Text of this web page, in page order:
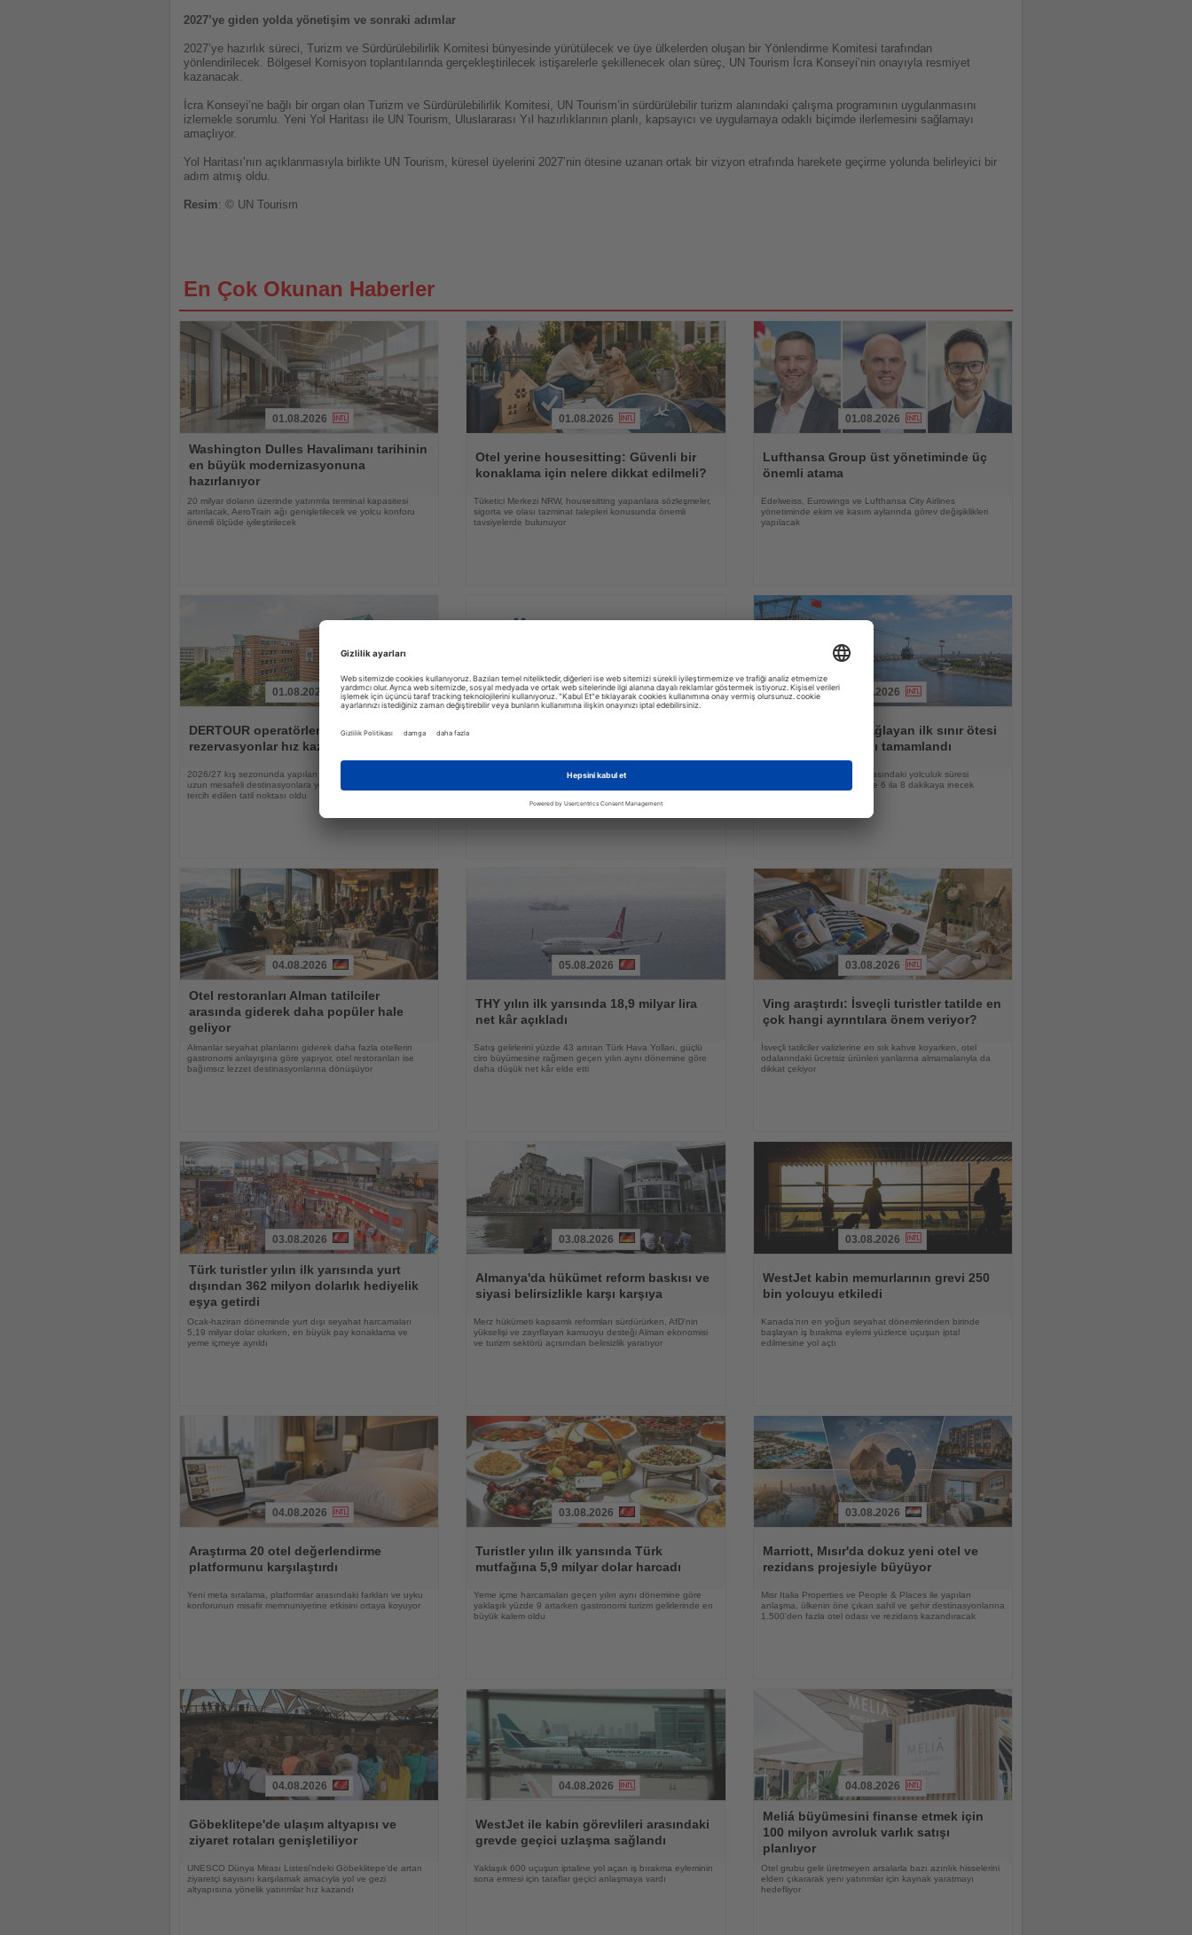
2027’ye giden yolda yönetişim ve sonraki adımlar
2027’ye hazırlık süreci, Turizm ve Sürdürülebilirlik Komitesi bünyesinde yürütülecek ve üye ülkelerden oluşan bir Yönlendirme Komitesi tarafından
yönlendirilecek. Bölgesel Komisyon toplantılarında gerçekleştirilecek istişarelerle şekillenecek olan süreç, UN Tourism İcra Konseyi’nin onayıyla resmiyet
kazanacak.
İcra Konseyi’ne bağlı bir organ olan Turizm ve Sürdürülebilirlik Komitesi, UN Tourism’in sürdürülebilir turizm alanındaki çalışma programının uygulanmasını
izlemekle sorumlu. Yeni Yol Haritası ile UN Tourism, Uluslararası Yıl hazırlıklarının planlı, kapsayıcı ve uygulamaya odaklı biçimde ilerlemesini sağlamayı
amaçlıyor.
Yol Haritası’nın açıklanmasıyla birlikte UN Tourism, küresel üyelerini 2027’nin ötesine uzanan ortak bir vizyon etrafında harekete geçirme yolunda belirleyici bir
adım atmış oldu.
Resim: © UN Tourism
En Çok Okunan Haberler
Oku
01.08.2026
Washington Dulles Havalimanı tarihinin
en büyük modernizasyonuna
hazırlanıyor
20 milyar doların üzerinde yatırımla terminal kapasitesi
artırılacak, AeroTrain ağı genişletilecek ve yolcu konforu
önemli ölçüde iyileştirilecek
Oku
01.08.2026
Otel yerine housesitting: Güvenli bir
konaklama için nelere dikkat edilmeli?
Tüketici Merkezi NRW, housesitting yapanlara sözleşmeler,
sigorta ve olası tazminat talepleri konusunda önemli
tavsiyelerde bulunuyor
Oku
01.08.2026
Lufthansa Group üst yönetiminde üç
önemli atama
Edelweiss, Eurowings ve Lufthansa City Airlines
yönetiminde ekim ve kasım aylarında görev değişiklikleri
yapılacak
Oku
01.08.2026
DERTOUR operatörlerinde
rezervasyonlar hız kazandı
2026/27 kış sezonunda yapılan rezervasyonların yarısı
uzun mesafeli destinasyonlara yönelirken Tayland en çok
tercih edilen tatil noktası oldu
Haberi
03.08.2026
Yeni platform, klasik tatil paketlerini aile ziyaretleriyle
03.08.2026
Çin ile Rusya'yı bağlayan ilk sınır ötesi
teleferikte ana yapı tamamlandı
Heihe ile Blagoveşçensk arasındaki yolculuk süresi
teleferiğin hizmete girmesiyle 6 ila 8 dakikaya inecek
Oku
04.08.2026
Otel restoranları Alman tatilciler
arasında giderek daha popüler hale
geliyor
Almanlar seyahat planlarını giderek daha fazla otellerin
gastronomi anlayışına göre yapıyor, otel restoranları ise
bağımsız lezzet destinasyonlarına dönüşüyor
Oku
05.08.2026
THY yılın ilk yarısında 18,9 milyar lira
net kâr açıkladı
Satış gelirlerini yüzde 43 artıran Türk Hava Yolları, güçlü
ciro büyümesine rağmen geçen yılın aynı dönemine göre
daha düşük net kâr elde etti
Oku
03.08.2026
Ving araştırdı: İsveçli turistler tatilde en
çok hangi ayrıntılara önem veriyor?
İsveçli tatilciler valizlerine en sık kahve koyarken, otel
odalarındaki ücretsiz ürünleri yanlarına almamalarıyla da
dikkat çekiyor
Oku
03.08.2026
Türk turistler yılın ilk yarısında yurt
dışından 362 milyon dolarlık hediyelik
eşya getirdi
Ocak-haziran döneminde yurt dışı seyahat harcamaları
5,19 milyar dolar olurken, en büyük pay konaklama ve
yeme içmeye ayrıldı
Oku
03.08.2026
Almanya'da hükümet reform baskısı ve
siyasi belirsizlikle karşı karşıya
Merz hükümeti kapsamlı reformları sürdürürken, AfD'nin
yükselişi ve zayıflayan kamuoyu desteği Alman ekonomisi
ve turizm sektörü açısından belirsizlik yaratıyor
Oku
03.08.2026
WestJet kabin memurlarının grevi 250
bin yolcuyu etkiledi
Kanada'nın en yoğun seyahat dönemlerinden birinde
başlayan iş bırakma eylemi yüzlerce uçuşun iptal
edilmesine yol açtı
Oku
04.08.2026
Araştırma 20 otel değerlendirme
platformunu karşılaştırdı
Yeni meta sıralama, platformlar arasındaki farkları ve uyku
konforunun misafir memnuniyetine etkisini ortaya koyuyor
Oku
03.08.2026
Turistler yılın ilk yarısında Türk
mutfağına 5,9 milyar dolar harcadı
Yeme içme harcamaları geçen yılın aynı dönemine göre
yaklaşık yüzde 9 artarken gastronomi turizm gelirlerinde en
büyük kalem oldu
Oku
03.08.2026
Marriott, Mısır'da dokuz yeni otel ve
rezidans projesiyle büyüyor
Misr Italia Properties ve People & Places ile yapılan
anlaşma, ülkenin öne çıkan sahil ve şehir destinasyonlarına
1.500'den fazla otel odası ve rezidans kazandıracak
Oku
04.08.2026
Göbeklitepe'de ulaşım altyapısı ve
ziyaret rotaları genişletiliyor
UNESCO Dünya Mirası Listesi'ndeki Göbeklitepe'de artan
ziyaretçi sayısını karşılamak amacıyla yol ve gezi
altyapısına yönelik yatırımlar hız kazandı
Oku
04.08.2026
WestJet ile kabin görevlileri arasındaki
grevde geçici uzlaşma sağlandı
Yaklaşık 600 uçuşun iptaline yol açan iş bırakma eyleminin
sona ermesi için taraflar geçici anlaşmaya vardı
Oku
04.08.2026
Meliá büyümesini finanse etmek için
100 milyon avroluk varlık satışı
planlıyor
Otel grubu gelir üretmeyen arsalarla bazı azınlık hisselerini
elden çıkararak yeni yatırımlar için kaynak yaratmayı
hedefliyor